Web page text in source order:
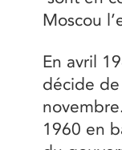
Moscou
En avril
décide de
1960 en